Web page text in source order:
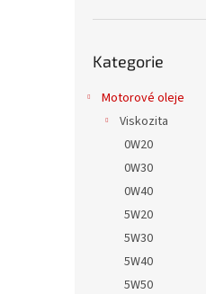
kategorie
Kategorie
Motorové oleje
Viskozita
0W20
0W30
0W40
5W20
5W30
5W40
5W50